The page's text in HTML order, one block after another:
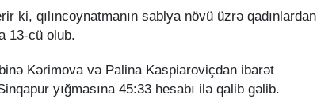
ki, qılıncoynatmanın sablya növü üzrə qadınlardan
13-cü olub.
Kərimova və Palina Kaspiaroviçdan ibarət
yığmasına 45:33 hesabı ilə qalib gəlib.